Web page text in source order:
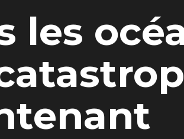
les